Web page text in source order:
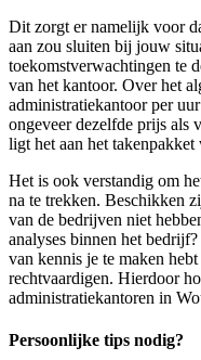
Dit zorgt er namelijk voor
aan zou sluiten bij jouw
toekomstverwachtingen te
van het kantoor. Over het
administratiekantoor per
ongeveer dezelfde prijs als
ligt het aan het
Het is ook verstandig om
na te trekken. Beschikken
van de bedrijven niet
analyses binnen het
van kennis je te maken
rechtvaardigen. Hierdoor
administratiekantoren in
Persoonlijke tips nodig?